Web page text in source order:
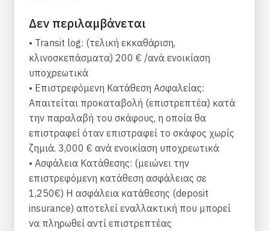
Type: Sailboat
Brand: Jeanneau
Model: Sun Odyssey 440
Year of build: 2020
Length (m): 13,00
Beam (m): 3,58
Engine (hp): Yanmar 57 HP
Diesel capacity (lit): 200
Water capacity (lit): 330
Guests: up to 10
Cabins: 4 double cabins
Heads: 2
Equipment
Δεν περιλαμβάνεται
• Transit log: (τελική εκκαθάριση,
κλινοσκεπάσματα) 200 € /ανά ενοικίαση
υποχρεωτικά
• Επιστρεφόμενη Κατάθεση Ασφαλείας:
Απαιτείται προκαταβολή (επιστρεπτέα) κατά
την παραλαβή του σκάφους, η οποία θα
επιστραφεί όταν επιστραφεί το σκάφος χωρίς
ζημιά. 3,000 € ανά ενοικίαση υποχρεωτικά
• Ασφάλεια Κατάθεσης: (μειώνει την
επιστρεφόμενη κατάθεση ασφάλειας σε
1,250€) Η ασφάλεια κατάθεσης (deposit
insurance) αποτελεί εναλλακτική που μπορεί
να πληρωθεί αντί επιστρεπτέας